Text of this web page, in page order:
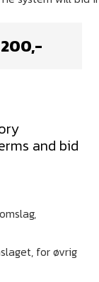
200,-
and bid
for øvrig